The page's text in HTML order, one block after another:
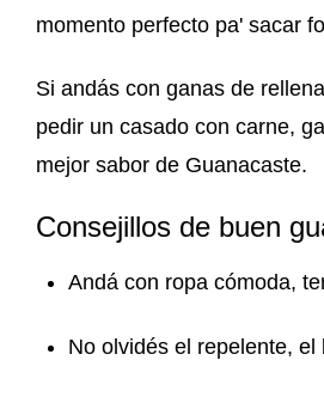
momento perfecto pa' sacar
Si andás con ganas de
pedir un casado con carne,
mejor sabor de Guanacaste.
Consejillos de buen
Andá con ropa cómoda,
No olvidés el repelente,